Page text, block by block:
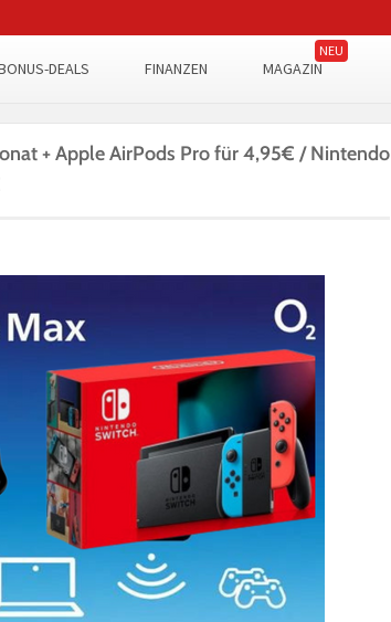
DEALS FINANZEN MAGAZIN
+ Apple AirPods Pro für 4,95€ / Nintendo